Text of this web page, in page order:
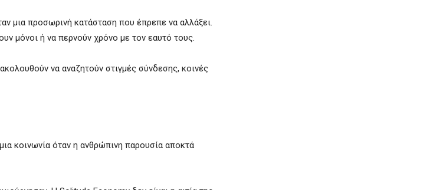
μια προσωρινή κατάσταση που έπρεπε να αλλάξει.
μόνοι ή να περνούν χρόνο με τον εαυτό τους.
να αναζητούν στιγμές σύνδεσης, κοινές
κοινωνία όταν η ανθρώπινη παρουσία αποκτά